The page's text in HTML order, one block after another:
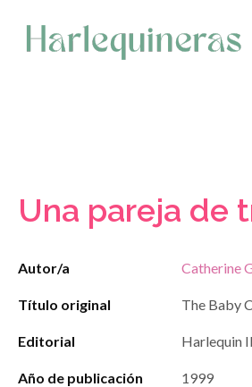
contenido
Una pareja de
Autor/a Catherine
Título original The Baby
Editorial Harlequin
Año de publicación 1999